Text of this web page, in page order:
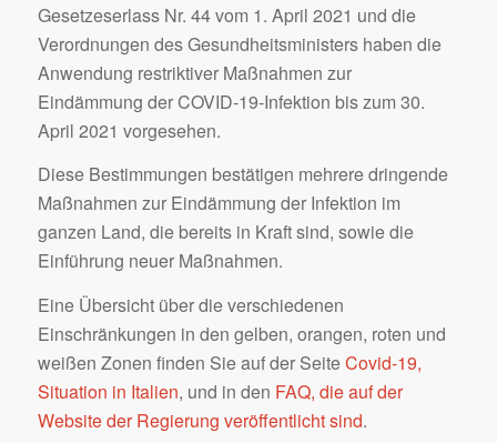
Gesetzeserlass Nr. 44 vom 1. April 2021 und die
Verordnungen des Gesundheitsministers haben die
Anwendung restriktiver Maßnahmen zur
Eindämmung der COVID-19-Infektion bis zum 30.
April 2021 vorgesehen.
Diese Bestimmungen bestätigen mehrere dringende
Maßnahmen zur Eindämmung der Infektion im
ganzen Land, die bereits in Kraft sind, sowie die
Einführung neuer Maßnahmen.
Eine Übersicht über die verschiedenen
Einschränkungen in den gelben, orangen, roten und
weißen Zonen finden Sie auf der SeiteCovid-19,
Situation in Italien, und in den FAQ, die auf der
Website der Regierung veröffentlicht sind.